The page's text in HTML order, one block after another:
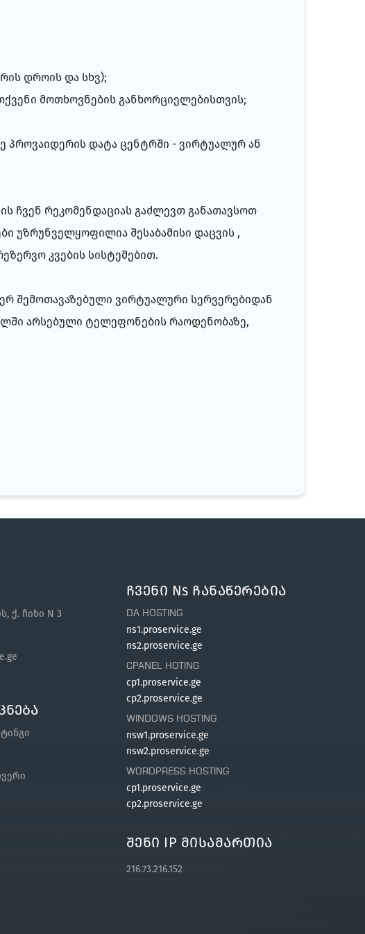
დროის და სხვ);
მოთხოვნების განხორციელებისთვის;
პროვაიდერის დატა ცენტრში - ვირტუალურ ან
ჩვენ რეკომენდაციას გაძლევთ განათავსოთ
უზრუნველყოფილია შესაბამისი დაცვის ,
კვების სისტემებით.
შემოთავაზებული ვირტუალური სერვერებიდან
არსებული ტელეფონების რაოდენობაზე,
ქ. ჩიხი N 3
Ჩვენი Ns Ჩანაწერებია
DA HOSTING
ns1.proservice.ge
ns2.proservice.ge
CPANEL HOTING
cp1.proservice.ge
cp2.proservice.ge
WINDOWS HOSTING
nsw1.proservice.ge
nsw2.proservice.ge
WORDPRESS HOSTING
cp1.proservice.ge
cp2.proservice.ge
Შენი IP Მისამართია
216.73.216.152